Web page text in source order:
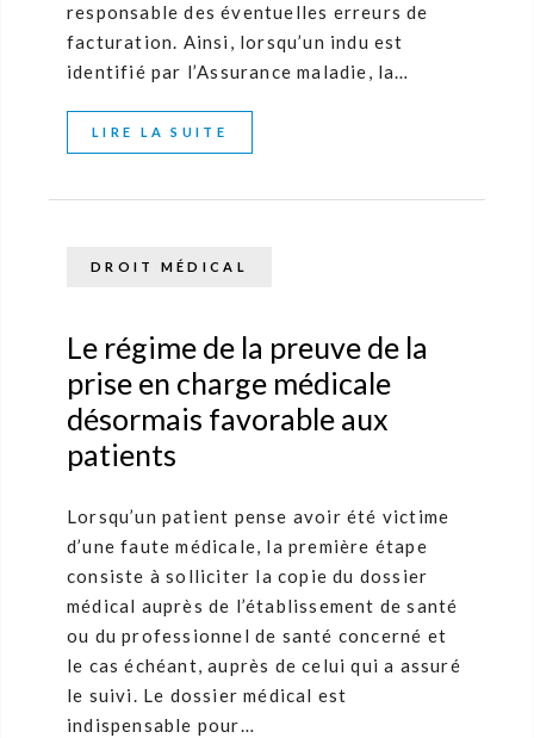
responsable des éventuelles erreurs de
facturation. Ainsi, lorsqu’un indu est
identifié par l’Assurance maladie, la…
LIRE LA SUITE
DROIT MÉDICAL
Le régime de la preuve de la
prise en charge médicale
désormais favorable aux
patients
Lorsqu’un patient pense avoir été victime
d’une faute médicale, la première étape
consiste à solliciter la copie du dossier
médical auprès de l’établissement de santé
ou du professionnel de santé concerné et
le cas échéant, auprès de celui qui a assuré
le suivi. Le dossier médical est
indispensable pour…